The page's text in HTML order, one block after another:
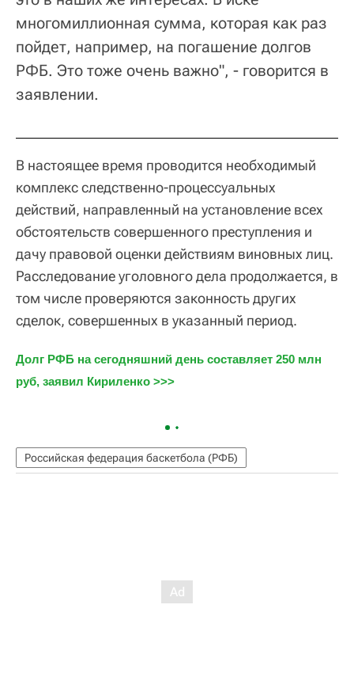
многомиллионная сумма, которая как раз
пойдет, например, на погашение долгов
РФБ. Это тоже очень важно", - говорится в
заявлении.
В настоящее время проводится необходимый
комплекс следственно-процессуальных
действий, направленный на установление всех
обстоятельств совершенного преступления и
дачу правовой оценки действиям виновных лиц.
Расследование уголовного дела продолжается, в
том числе проверяются законность других
сделок, совершенных в указанный период.
Долг РФБ на сегодняшний день составляет 250 млн
руб, заявил Кириленко >>>
Российская федерация баскетбола (РФБ)